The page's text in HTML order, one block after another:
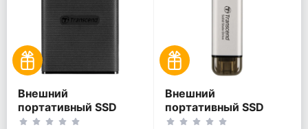
Внешний
портативный SSD
накопитель
Внешний
портативный SSD
накопитель